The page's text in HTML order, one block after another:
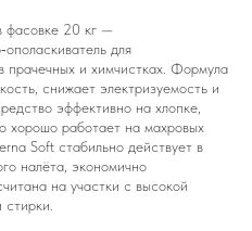
фасовке 20 кг —
для
прачечных и химчистках. Формула
снижает электризуемость и
эффективно на хлопке,
хорошо работает на махровых
Soft стабильно действует в
налёта, экономично
на участки с высокой